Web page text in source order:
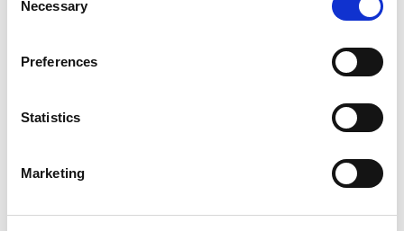
Selection
Necessary
Preferences
Statistics
Marketing
MA1006 Falsfeste
PDF Monteringsanvisning